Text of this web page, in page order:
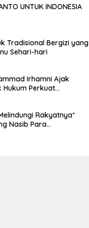
UNTUK INDONESIA
Tradisional Bergizi yang
Sehari-hari
Irhamni Ajak
Hukum Perkuat
Rakyatnya*
Nasib Para